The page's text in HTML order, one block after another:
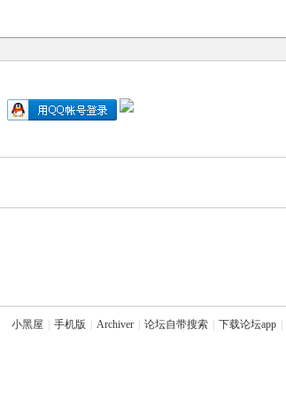
小黑屋 手机版 Archiver 论坛自带搜索 下载论坛app